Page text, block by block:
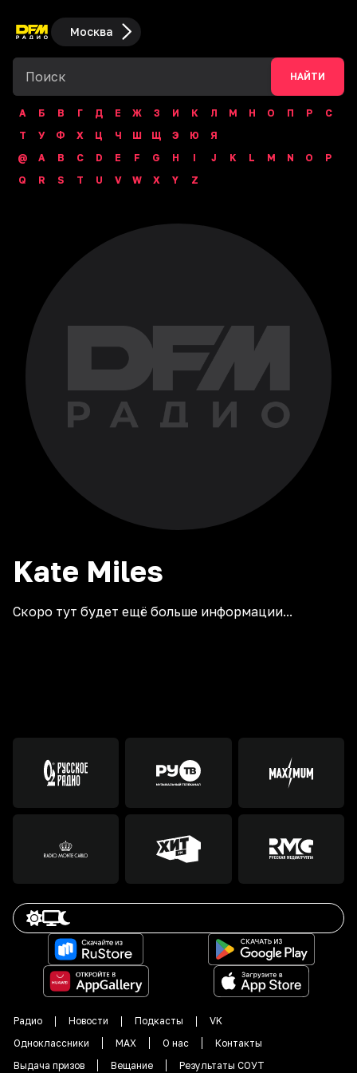
Москва
НАЙТИ
А Б В Г Д Е Ж З И К Л М Н О П Р
С
Т
У Ф Х Ц Ч Ш Щ Э Ю
Я
@
A B C D E F G H I J K L M N O
P
Q
R S T U V W X Y Z
Kate Miles
Скоро тут будет ещё больше информации...
Радио Новости Подкасты
VK
Одноклассники
MAX О нас
Контакты
Выдача призов
Вещание Результаты СОУТ